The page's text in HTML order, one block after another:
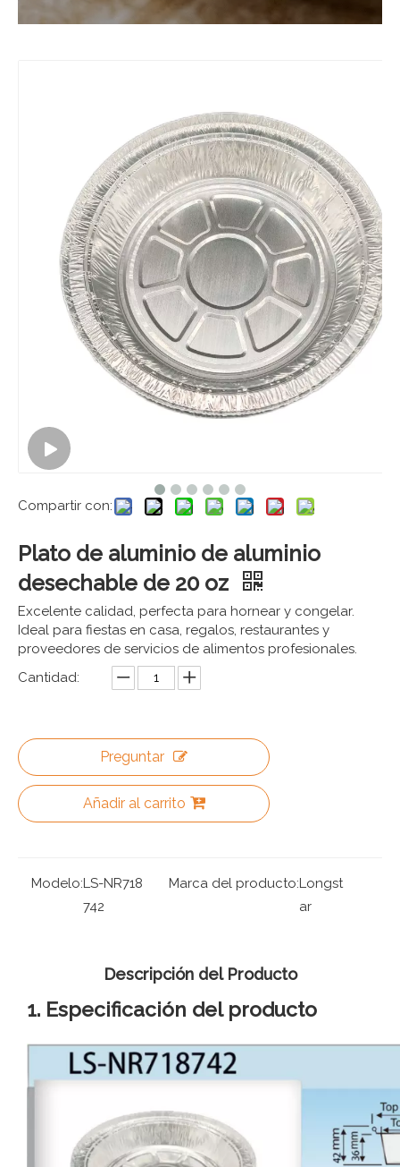
Compartir con:
Plato de aluminio de aluminio
desechable de 20 oz
Excelente calidad, perfecta para hornear y congelar.
Ideal para fiestas en casa, regalos, restaurantes y
proveedores de servicios de alimentos profesionales.
Cantidad:
Preguntar
Añadir al carrito
Modelo:LS-NR718
742
Marca del producto:Longst
ar
Descripción del Producto
1. Especificación del producto